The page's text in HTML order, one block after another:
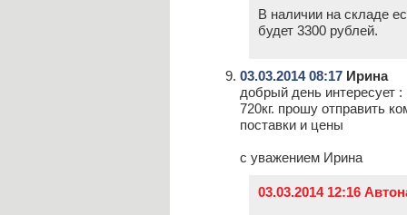
В наличии на складе
будет 3300 рублей.
03.03.2014 08:17 Ирина
добрый день интересует
720кг. прошу отправить
поставки и цены
с уважением Ирина
03.03.2014 12:16